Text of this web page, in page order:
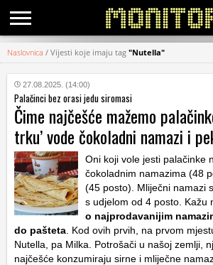
KATEGORIJE
HRVATSKI
WEB
Naslovnica / Vijesti koje imaju tag "Nutella"
27.08.2025. (14:00)
Palačinci bez orasi jedu siromasi
Čime najčešće mažemo
trku’ vode čokoladni namazi i
Oni koji vole jesti palačinke
čokoladnim namazima (48
(45 posto). Mliječni namazi
s udjelom od 4 posto. Kažu
o najprodavanijim
do pašteta . Kod ovih prvih, na prvom
Nutella, pa Milka. Potrošači u našoj zemlji,
najčešće konzumiraju sirne i mliječne